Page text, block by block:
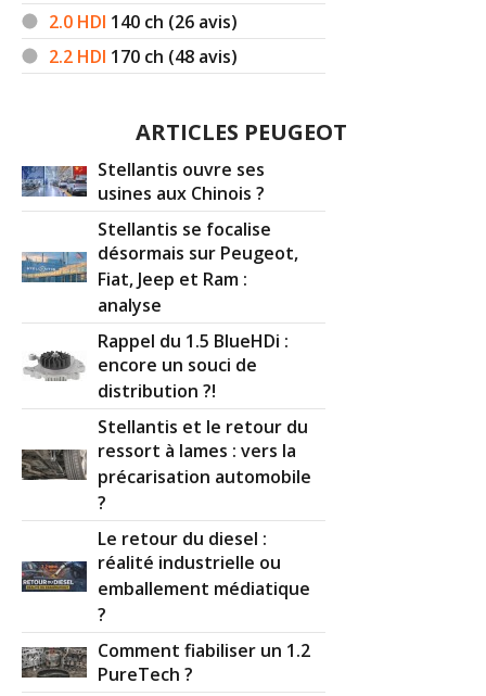
2.0 HDI 140 ch (26 avis)
2.2 HDI 170 ch (48 avis)
ARTICLES PEUGEOT
Stellantis ouvre ses
usines aux Chinois ?
Stellantis se focalise
désormais sur Peugeot,
Fiat, Jeep et Ram :
analyse
Rappel du 1.5 BlueHDi :
encore un souci de
distribution ?!
Stellantis et le retour du
ressort à lames : vers la
précarisation automobile
?
Le retour du diesel :
réalité industrielle ou
emballement médiatique
?
Comment fiabiliser un 1.2
PureTech ?